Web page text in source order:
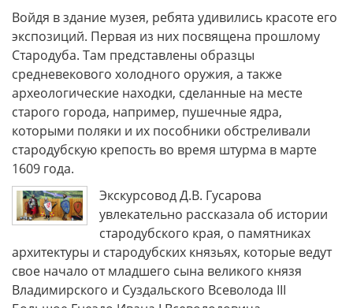
Войдя в здание музея, ребята удивились красоте его
экспозиций. Первая из них посвящена прошлому
Стародуба. Там представлены образцы
средневекового холодного оружия, а также
археологические находки, сделанные на месте
старого города, например, пушечные ядра,
которыми поляки и их пособники обстреливали
стародубскую крепость во время штурма в марте
1609 года.
Экскурсовод Д.В. Гусарова
увлекательно рассказала об истории
стародубского края, о памятниках
архитектуры и стародубских князьях, которые ведут
свое начало от младшего сына великого князя
Владимирского и Суздальского Всеволода III